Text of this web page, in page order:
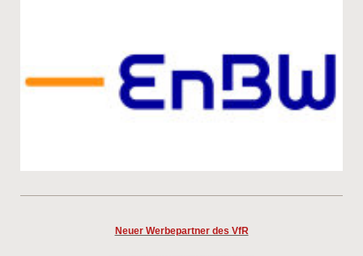
Neuer Werbepartner des VfR